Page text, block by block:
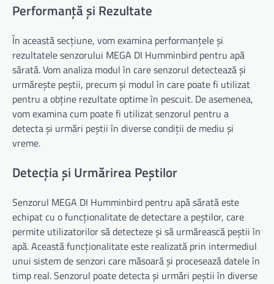
Performanță și Rezultate
În această secțiune, vom examina performanțele și
rezultatele senzorului MEGA DI Humminbird pentru apă
sărată. Vom analiza modul în care senzorul detectează și
urmărește peștii, precum și modul în care poate fi utilizat
pentru a obține rezultate optime în pescuit. De asemenea,
vom examina cum poate fi utilizat senzorul pentru a
detecta și urmări peștii în diverse condiții de mediu și
vreme.
Detecția și Urmărirea Peștilor
Senzorul MEGA DI Humminbird pentru apă sărată este
echipat cu o funcționalitate de detectare a peștilor, care
permite utilizatorilor să detecteze și să urmărească peștii în
apă. Această funcționalitate este realizată prin intermediul
unui sistem de senzori care măsoară și procesează datele în
timp real. Senzorul poate detecta și urmări peștii în diverse